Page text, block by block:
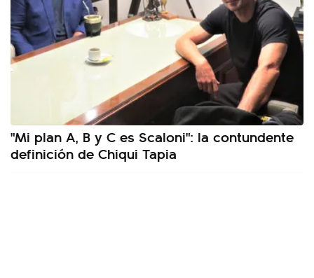
"Mi plan A, B y C es Scaloni": la contundente
definición de Chiqui Tapia